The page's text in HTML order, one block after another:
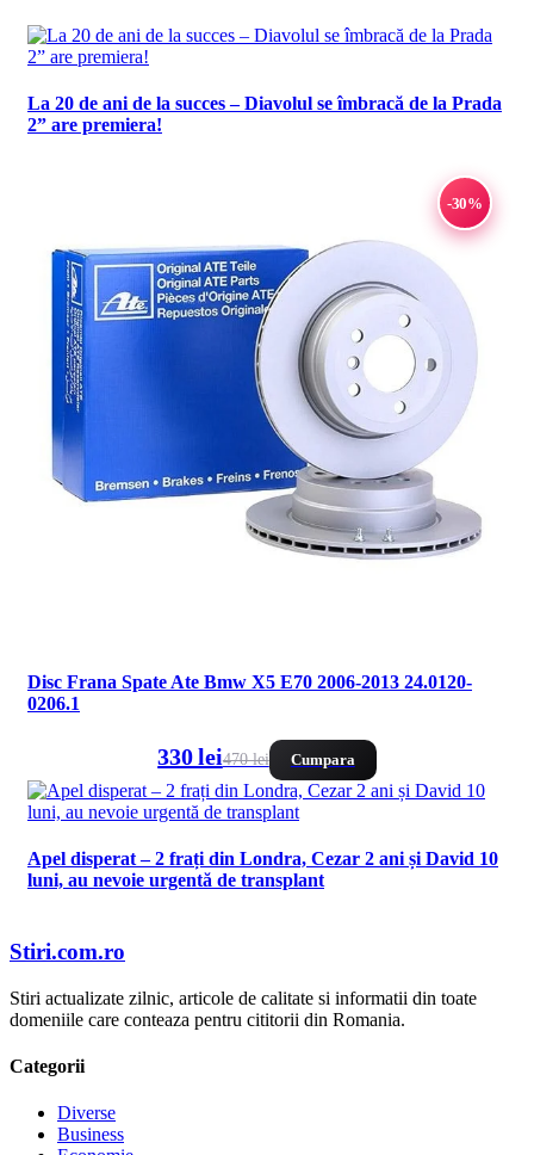
La 20 de ani de la succes – Diavolul se îmbracă de la Prada
2” are premiera!
-30%
Disc Frana Spate Ate Bmw X5 E70 2006-2013 24.0120-
0206.1
330 lei470 lei Cumpara
Apel disperat – 2 frați din Londra, Cezar 2 ani și David 10
luni, au nevoie urgentă de transplant
Stiri.com.ro
Stiri actualizate zilnic, articole de calitate si informatii din toate
domeniile care conteaza pentru cititorii din Romania.
Categorii
Diverse
Business